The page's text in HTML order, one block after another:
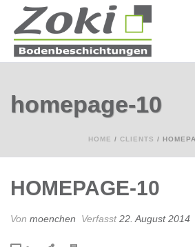
homepage-10
HOME / CLIENTS /
HOMEPAGE-10
Von moenchen Verfasst22. August 2014